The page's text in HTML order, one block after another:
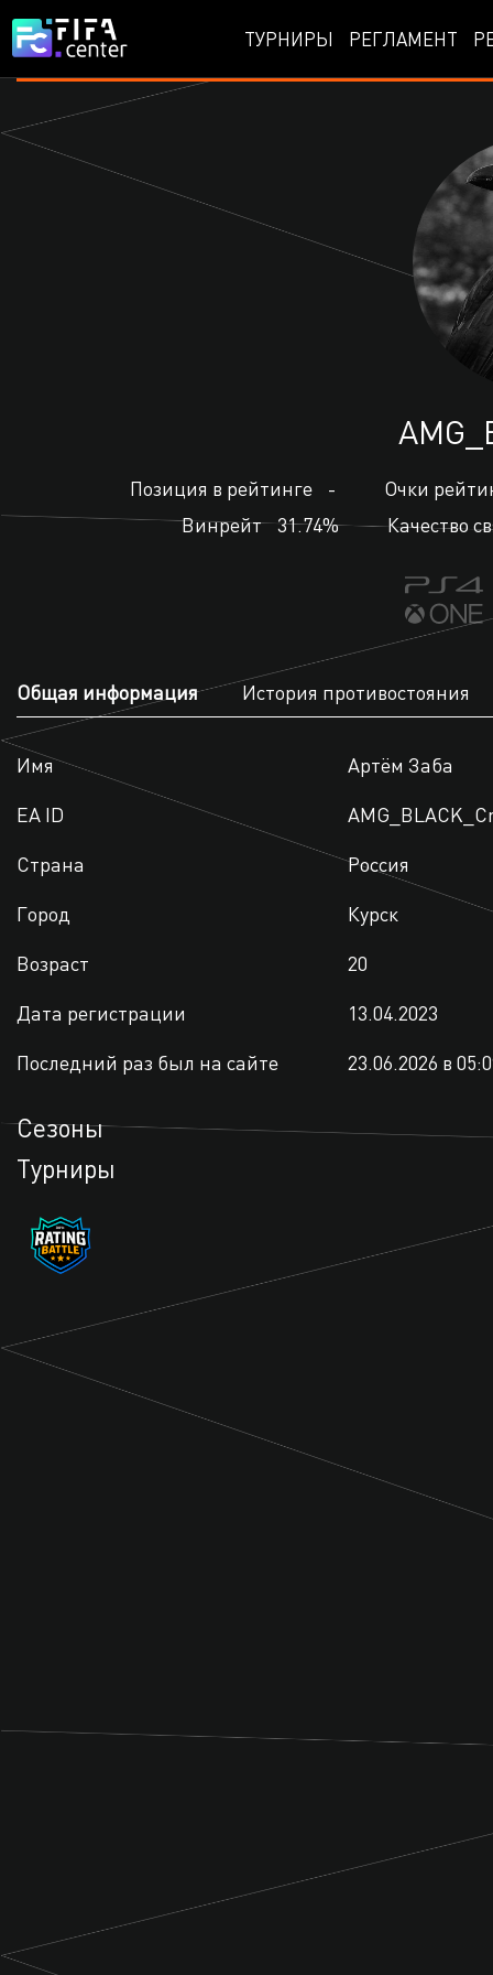
ТУРНИРЫ РЕГЛАМЕНТ
Позиция в рейтинге -
Очки
Винрейт 31.74% Качество
Общая информация История противостояния
Имя
Артём Заба
EA ID
Страна
Россия
Город
Курск
Возраст
20
Дата регистрации
13.04.2023
Последний раз был на сайте
23.06.2026 в
Сезоны
Турниры